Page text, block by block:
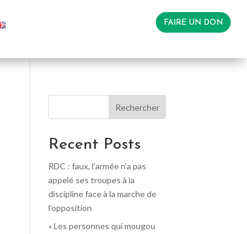
FAIRE UN DON
Rechercher
Recent Posts
RDC : faux, l’armée n’a pas
appelé ses troupes à la
discipline face à la marche de
l’opposition
« Les personnes qui mougou